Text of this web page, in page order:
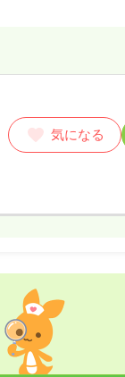
気になる